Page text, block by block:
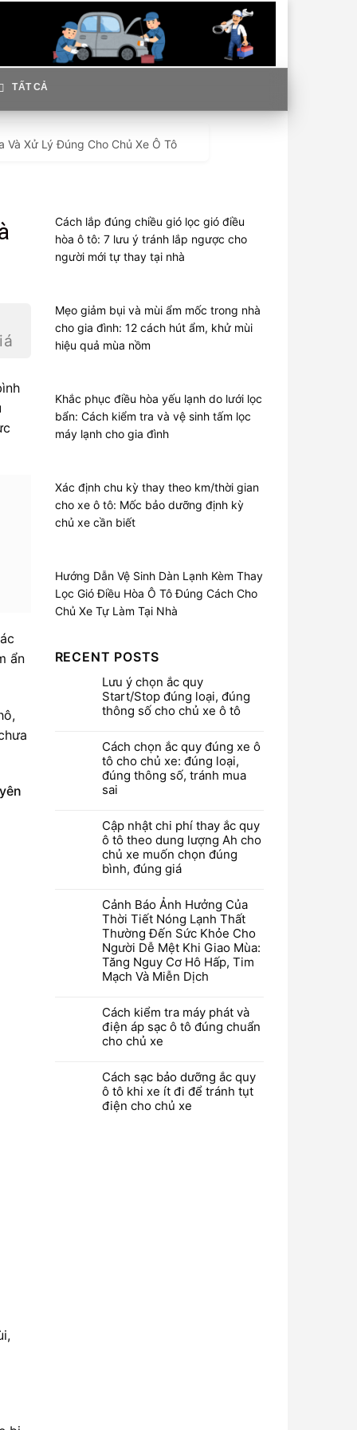
TẤT CẢ
Và Xử Lý Đúng Cho Chủ Xe Ô Tô
ẩn
Cách lắp đúng chiều gió lọc gió điều
hòa ô tô: 7 lưu ý tránh lắp ngược cho
người mới tự thay tại nhà
Mẹo giảm bụi và mùi ẩm mốc trong nhà
cho gia đình: 12 cách hút ẩm, khử mùi
hiệu quả mùa nồm
Khắc phục điều hòa yếu lạnh do lưới lọc
bẩn: Cách kiểm tra và vệ sinh tấm lọc
máy lạnh cho gia đình
Xác định chu kỳ thay theo km/thời gian
cho xe ô tô: Mốc bảo dưỡng định kỳ
chủ xe cần biết
Hướng Dẫn Vệ Sinh Dàn Lạnh Kèm Thay
Lọc Gió Điều Hòa Ô Tô Đúng Cách Cho
Chủ Xe Tự Làm Tại Nhà
RECENT POSTS
Lưu ý chọn ắc quy
Start/Stop đúng loại, đúng
thông số cho chủ xe ô tô
Cách chọn ắc quy đúng xe ô
tô cho chủ xe: đúng loại,
đúng thông số, tránh mua
sai
Cập nhật chi phí thay ắc quy
ô tô theo dung lượng Ah cho
chủ xe muốn chọn đúng
bình, đúng giá
Cảnh Báo Ảnh Hưởng Của
Thời Tiết Nóng Lạnh Thất
Thường Đến Sức Khỏe Cho
Người Dễ Mệt Khi Giao Mùa:
Tăng Nguy Cơ Hô Hấp, Tim
Mạch Và Miễn Dịch
Cách kiểm tra máy phát và
điện áp sạc ô tô đúng chuẩn
cho chủ xe
Cách sạc bảo dưỡng ắc quy
ô tô khi xe ít đi để tránh tụt
điện cho chủ xe